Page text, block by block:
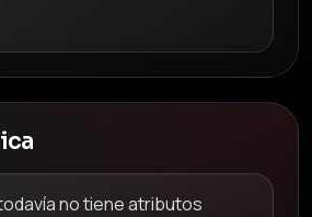
no tiene atributos